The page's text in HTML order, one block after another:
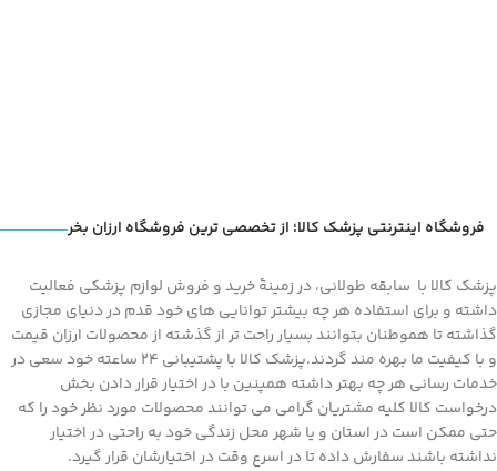
فروشگاه اینترنتی پزشک کالا؛ از تخصصی ترین فروشگاه ارزان بخر
پزشک کالا با سابقه طولانی، در زمینۀ خرید و فروش لوازم پزشکی فعالیت
داشته و برای استفاده هر چه بیشتر توانایی های خود قدم در دنیای مجازی
گذاشته تا هموطنان بتوانند بسیار راحت تر از گذشته از محصولات ارزان قیمت
و با کیفیت ما بهره مند گردند.پزشک کالا با پشتیبانی 24 ساعته خود سعی در
خدمات رسانی هر چه بهتر داشته همپنین با در اختیار قرار دادن بخش
درخواست کالا کلیه مشتریان گرامی می توانند محصولات مورد نظر خود را که
حتی ممکن است در استان و یا شهر محل زندگی خود به راحتی در اختیار
نداشته باشند سفارش داده تا در اسرع وقت در اختیارشان قرار گیرد.